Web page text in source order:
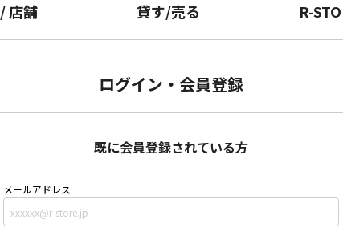
/店舗 貸す/売る R-
ログイン・会員登録
既に会員登録されている方
メールアドレス